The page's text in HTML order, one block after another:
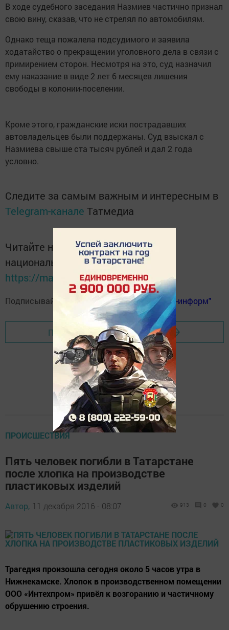
В ходе судебного заседания Назмиев частично признал
свою вину, сказав, что не стрелял по автомобилям.
Однако теща пожалела подсудимого и заявила
ходатайство о прекращении уголовного дела в связи с
примирением сторон. Несмотря на это, суд назначил
ему наказание в виде 2 лет 6 месяцев лишения
свободы в колонии-поселении.
Кроме этого, гражданские иски пострадавших
автовладельцев были поддержаны. Суд взыскал с
Назмиева свыше ста тысяч рублей и дал 2 года
условно.
Следите за самым важным и интересным в
Telegram-канале Татмедиа
Читайте новости Татарстана в
национальном мессенджере MАХ:
https://max.ru/tatmedia
Подписывайтесь на телеграм-канал "Бавлы-информ"
Перейти на страницу новости
ПРОИСШЕСТВИЯ
Пять человек погибли в Татарстане
после хлопка на производстве
пластиковых изделий
Автор, 11 декабря 2016 - 08:07 913 0 0
Трагедия произошла сегодня около 5 часов утра в
Нижнекамске. Хлопок в производственном помещении
ООО «Интехпром» привёл к возгоранию и частичному
обрушению строения.